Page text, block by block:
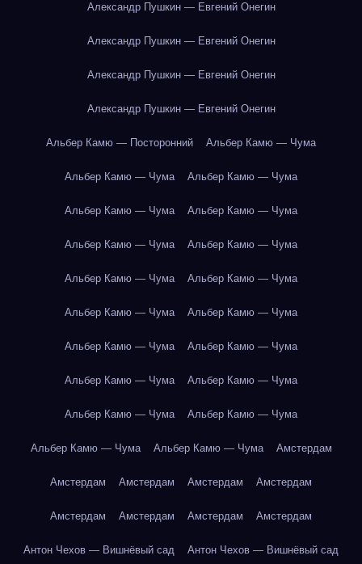
Александр Пушкин — Евгений Онегин
Александр Пушкин — Евгений Онегин
Александр Пушкин — Евгений Онегин
Александр Пушкин — Евгений Онегин
Альбер Камю — Посторонний Альбер Камю — Чума
Альбер Камю — Чума Альбер Камю — Чума
Альбер Камю — Чума Альбер Камю — Чума
Альбер Камю — Чума Альбер Камю — Чума
Альбер Камю — Чума Альбер Камю — Чума
Альбер Камю — Чума Альбер Камю — Чума
Альбер Камю — Чума Альбер Камю — Чума
Альбер Камю — Чума Альбер Камю — Чума
Альбер Камю — Чума Альбер Камю — Чума
Альбер Камю — Чума Альбер Камю — Чума Амстердам
Амстердам Амстердам Амстердам Амстердам
Амстердам Амстердам Амстердам Амстердам
Антон Чехов — Вишнёвый сад Антон Чехов — Вишнёвый сад